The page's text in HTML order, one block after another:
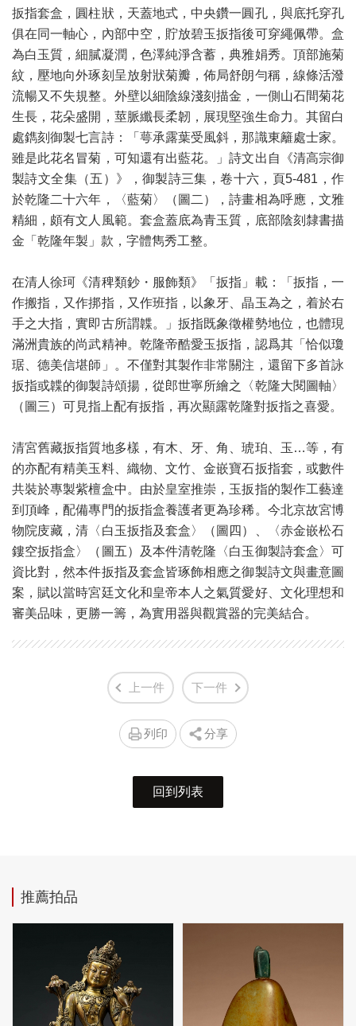
扳指套盒，圓柱狀，天蓋地式，中央鑽一圓孔，與底托穿孔
俱在同一軸心，內部中空，貯放碧玉扳指後可穿繩佩帶。盒
為白玉質，細膩凝潤，色澤純淨含蓄，典雅娟秀。頂部施菊
紋，壓地向外琢刻呈放射狀菊瓣，佈局舒朗勻稱，線條活潑
流暢又不失規整。外壁以細陰線淺刻描金，一側山石間菊花
生長，花朵盛開，莖脈纖長柔韌，展現堅強生命力。其留白
處鐫刻御製七言詩：「萼承露葉受風斜，那識東籬處士家。
雖是此花名冒菊，可知還有出藍花。」詩文出自《清高宗御
製詩文全集（五）》，御製詩三集，卷十六，頁5-481，作
於乾隆二十六年，〈藍菊〉（圖二），詩畫相為呼應，文雅
精細，頗有文人風範。套盒蓋底為青玉質，底部陰刻隸書描
金「乾隆年製」款，字體雋秀工整。
在清人徐珂《清稗類鈔・服飾類》「扳指」載：「扳指，一
作搬指，又作挷指，又作班指，以象牙、晶玉為之，着於右
手之大指，實即古所謂韘。」扳指既象徵權勢地位，也體現
滿洲貴族的尚武精神。乾隆帝酷愛玉扳指，認爲其「恰似瓊
琚、德美信堪師」。不僅對其製作非常關注，還留下多首詠
扳指或韘的御製詩頌揚，從郎世寧所繪之〈乾隆大閱圖軸〉
（圖三）可見指上配有扳指，再次顯露乾隆對扳指之喜愛。
清宮舊藏扳指質地多樣，有木、牙、角、琥珀、玉…等，有
的亦配有精美玉料、織物、文竹、金嵌寶石扳指套，或數件
共裝於專製紫檀盒中。由於皇室推崇，玉扳指的製作工藝達
到頂峰，配備專門的扳指盒養護者更為珍稀。今北京故宮博
物院庋藏，清〈白玉扳指及套盒〉（圖四）、〈赤金嵌松石
鏤空扳指盒〉（圖五）及本件清乾隆〈白玉御製詩套盒〉可
資比對，然本件扳指及套盒皆琢飾相應之御製詩文與畫意圖
案，賦以當時宮廷文化和皇帝本人之氣質愛好、文化理想和
審美品味，更勝一籌，為實用器與觀賞器的完美結合。
上一件 下一件
列印 分享
回到列表
推薦拍品